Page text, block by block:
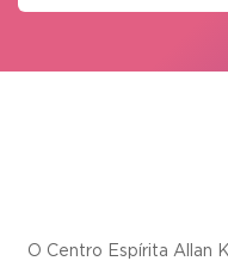
O Centro Espírita Allan